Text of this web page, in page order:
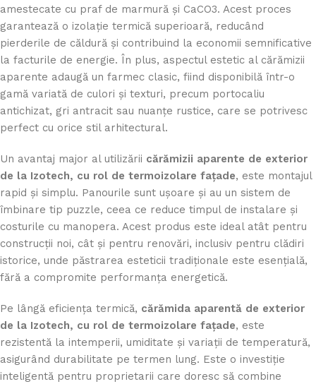
amestecate cu praf de marmură și CaCO3. Acest proces
garantează o izolație termică superioară, reducând
pierderile de căldură și contribuind la economii semnificative
la facturile de energie. În plus, aspectul estetic al cărămizii
aparente adaugă un farmec clasic, fiind disponibilă într-o
gamă variată de culori și texturi, precum portocaliu
antichizat, gri antracit sau nuanțe rustice, care se potrivesc
perfect cu orice stil arhitectural.
Un avantaj major al utilizării cărămizii aparente de exterior
de la Izotech, cu rol de termoizolare fațade, este montajul
rapid și simplu. Panourile sunt ușoare și au un sistem de
îmbinare tip puzzle, ceea ce reduce timpul de instalare și
costurile cu manopera. Acest produs este ideal atât pentru
construcții noi, cât și pentru renovări, inclusiv pentru clădiri
istorice, unde păstrarea esteticii tradiționale este esențială,
fără a compromite performanța energetică.
Pe lângă eficiența termică, cărămida aparentă de exterior
de la Izotech, cu rol de termoizolare fațade, este
rezistentă la intemperii, umiditate și variații de temperatură,
asigurând durabilitate pe termen lung. Este o investiție
inteligentă pentru proprietarii care doresc să combine